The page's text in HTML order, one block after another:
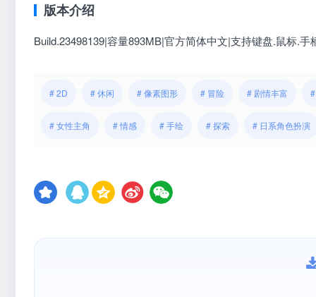
版本介绍
Build.23498139|容量893MB|官方简体中文|支持键盘.鼠标.手
# 2D # 休闲 # 像素图形 # 冒险 # 剧情丰富
# 女性主角 # 情感 # 手绘 # 探索 # 日系角色扮演